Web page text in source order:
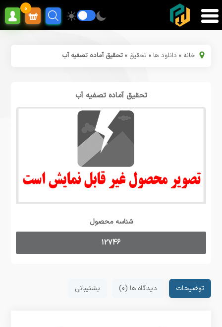
0
خانه » دانلود ها » تحقیق »تحقیق آماده تصفیه آب
تحقیق آماده تصفیه آب
شناسه محصول
12746
توضیحات دیدگاه ها (0) پشتیبانی